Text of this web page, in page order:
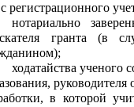
регистрационного
нотариально
гранта (в
ходатайства ученого
в которой